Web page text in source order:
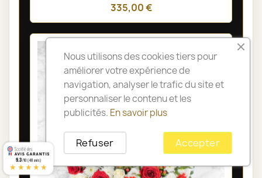
335,00 €
Nous utilisons des cookies tiers pour
améliorer votre expérience de
navigation, analyser le trafic du site et
personnaliser le contenu et les
publicités. En savoir plus
Accepter
Refuser
9.3/10 (48 avis)
★★★★★